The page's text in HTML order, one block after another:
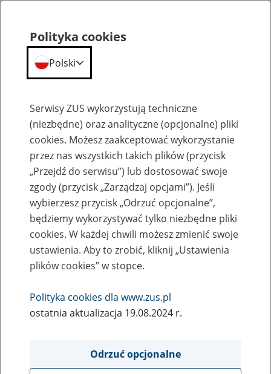
Komunikaty
Komunikat Prezesa Zakładu Ubezpieczeń
Społecznych z dnia 18 lutego 2025 r. w
sprawie kwoty dodatku do emerytury lub
renty za tajne nauczanie
Polityka cookies
Polski
Serwisy ZUS wykorzystują techniczne
(niezbędne) oraz analityczne (opcjonalne) pliki
cookies. Możesz zaakceptować wykorzystanie
przez nas wszystkich takich plików (przycisk
„Przejdź do serwisu”) lub dostosować swoje
zgody (przycisk „Zarządzaj opcjami”). Jeśli
wybierzesz przycisk „Odrzuć opcjonalne”,
będziemy wykorzystywać tylko niezbędne pliki
cookies. W każdej chwili możesz zmienić swoje
ustawienia. Aby to zrobić, kliknij „Ustawienia
plików cookies” w stopce.
Polityka cookies dla www.zus.pl
ostatnia aktualizacja 19.08.2024 r.
Odrzuć opcjonalne